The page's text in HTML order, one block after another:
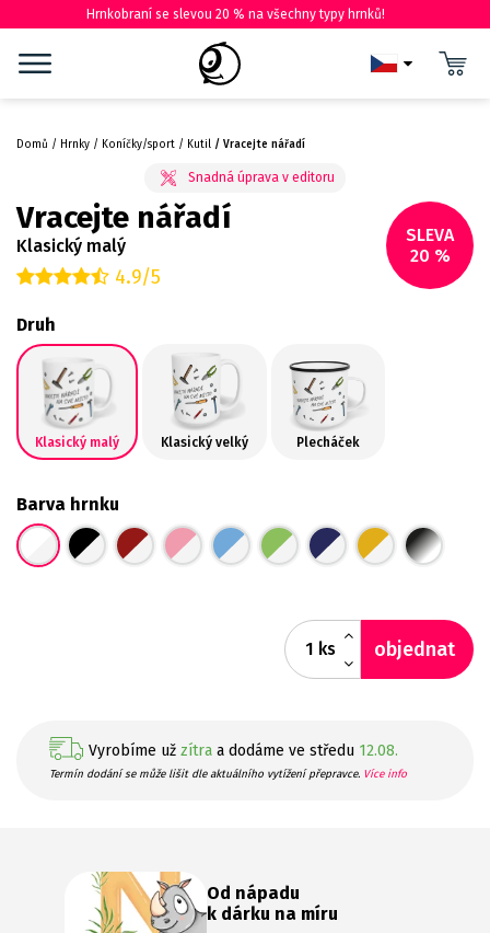
Hrnkobraní se slevou 20 % na všechny typy hrnků!
Domů Hrnky Koníčky/sport Kutil Vracejte nářadí
SLEVA
20 %
Vracejte nářadí
Klasický malý
4.9/5
Druh
Klasický malý Klasický velký Plecháček
Barva hrnku
ks objednat
Vyrobíme už zítra a dodáme ve středu 12.08.
Termín dodání se může lišit dle aktuálního vytížení přepravce. Více info
Od nápadu
k dárku na míru